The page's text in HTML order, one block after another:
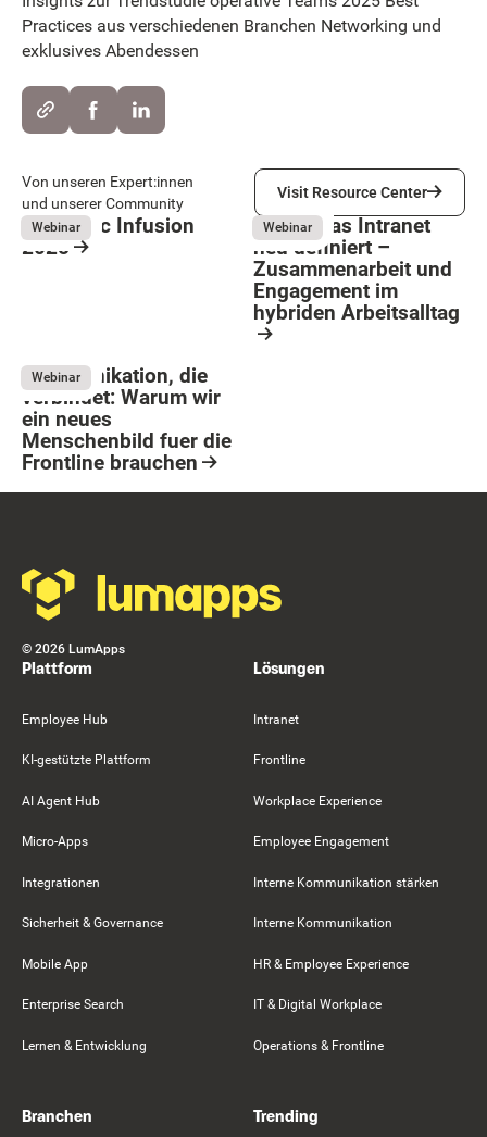
Practices aus verschiedenen Branchen Networking und
exklusives Abendessen
Von unseren Expert:innen
und unserer Community
Visit Resource Center
Visit Resource Center
Webinar
Hirschtec Infusion
2025
Webinar
Wie KI das Intranet
neu definiert –
Zusammenarbeit und
Engagement im
hybriden Arbeitsalltag
Webinar
Kommunikation, die
verbindet: Warum wir
ein neues
Menschenbild fuer die
Frontline brauchen
© 2026 LumApps
Plattform
Employee Hub
KI-gestützte Plattform
AI Agent Hub
Micro-Apps
Integrationen
Sicherheit & Governance
Mobile App
Enterprise Search
Lernen & Entwicklung
Lösungen
Intranet
Frontline
Workplace Experience
Employee Engagement
Interne Kommunikation stärken
Interne Kommunikation
HR & Employee Experience
IT & Digital Workplace
Operations & Frontline
Branchen Trending